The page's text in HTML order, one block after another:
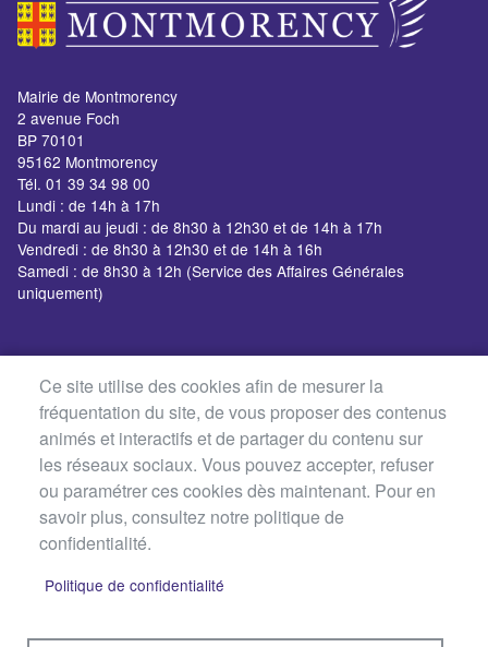
Mairie de Montmorency
2 avenue Foch
BP 70101
95162 Montmorency
Tél. 01 39 34 98 00
Lundi : de 14h à 17h
Du mardi au jeudi : de 8h30 à 12h30 et de 14h à 17h
Vendredi : de 8h30 à 12h30 et de 14h à 16h
Samedi : de 8h30 à 12h (Service des Affaires Générales
uniquement)
Ce site utilise des cookies afin de mesurer la
fréquentation du site, de vous proposer des contenus
animés et interactifs et de partager du contenu sur
les réseaux sociaux. Vous pouvez accepter, refuser
ou paramétrer ces cookies dès maintenant. Pour en
savoir plus, consultez notre politique de
confidentialité.
Politique de confidentialité
MENU